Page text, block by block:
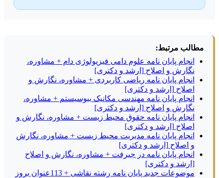
مطالب مرتبط:
انجام پایان نامه علوم دامی فیزیولوژی دام + مشاوره،
نگارش و اصلاح [ارشد و دکتری]
انجام پایان نامه ریاضی کاربردی + مشاوره، نگارش و
اصلاح [ارشد و دکتری]
انجام پایان نامه مهندسی مکانیک بیوسیستم + مشاوره،
نگارش و اصلاح [ارشد و دکتری]
انجام پایان نامه حقوق محیط زیست + مشاوره، نگارش و
اصلاح [ارشد و دکتری]
انجام پایان نامه مدیریت محیط زیست + مشاوره، نگارش
و اصلاح [ارشد و دکتری]
انجام پایان نامه در جیرفت + مشاوره، نگارش و اصلاح
[ارشد و دکتری]
موضوعات جدید پایان نامه رشته نقاشی + 113عنوان بروز